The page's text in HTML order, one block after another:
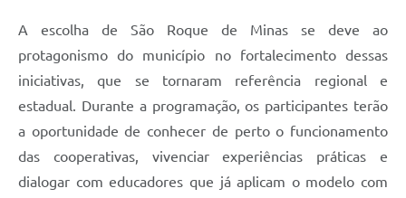
A escolha de São Roque de Minas se deve ao
protagonismo do município no fortalecimento dessas
iniciativas, que se tornaram referência regional e
estadual. Durante a programação, os participantes terão
a oportunidade de conhecer de perto o funcionamento
das cooperativas, vivenciar experiências práticas e
dialogar com educadores que já aplicam o modelo com